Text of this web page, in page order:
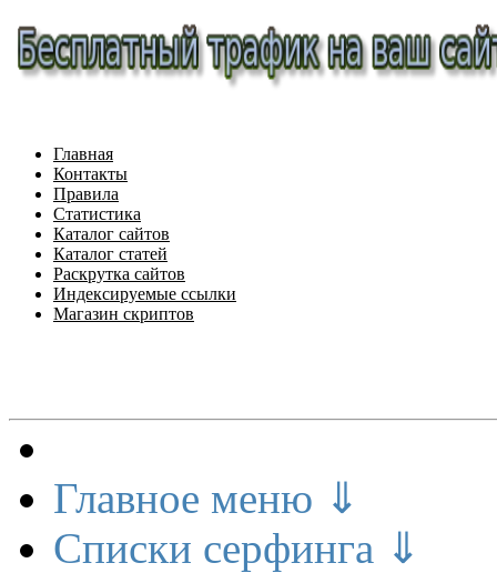
Главная
Контакты
Правила
Статистика
Каталог сайтов
Каталог статей
Раскрутка сайтов
Индексируемые ссылки
Магазин скриптов
Главное меню ⇓
Списки серфинга ⇓